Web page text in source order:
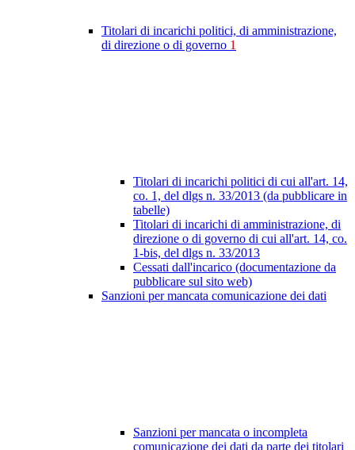
Titolari di incarichi politici, di amministrazione,
di direzione o di governo 1
Titolari di incarichi politici di cui all'art. 14,
co. 1, del dlgs n. 33/2013 (da pubblicare in
tabelle)
Titolari di incarichi di amministrazione, di
direzione o di governo di cui all'art. 14, co.
1-bis, del dlgs n. 33/2013
Cessati dall'incarico (documentazione da
pubblicare sul sito web)
Sanzioni per mancata comunicazione dei dati
Sanzioni per mancata o incompleta
comunicazione dei dati da parte dei titolari